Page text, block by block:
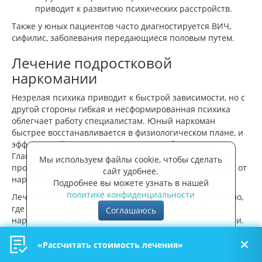
приводит к развитию психических расстройств.
Также у юных пациентов часто диагностируется ВИЧ,
сифилис, заболевания передающиеся половым путем.
Лечение подростковой
наркомании
Незрелая психика приводит к быстрой зависимости, но с
другой стороны гибкая и несформированная психика
облегчает работу специалистам. Юный наркоман
быстрее восстанавливается в физиологическом плане, и
эффективней проходит программу реабилитации.
Главная задача родителей с пониманием отнестись к
проблеме, и доверить работу по исцелению подростка от
наркомании опытным наркологам и психологам.
Лечение юного пациента проходит только стационарно,
где отсутствуют соблазны, нет возможности достать
наркотики, недоступно общение с плохими компаниями.
Мы используем файлы cookie, чтобы сделать
сайт удобнее.
Подробнее вы можете узнать в нашей
политике конфиденциальности
Соглашаюсь
«Рассчитать стоимость лечения»